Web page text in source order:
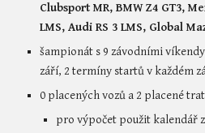
Clubsport MR, BMW Z4 GT3,
LMS, Audi RS 3 LMS, Global
šampionát s 9 závodními
září, 2 termíny startů v každém
0 placených vozů a 2 placené
pro výpočet použit kalendář z